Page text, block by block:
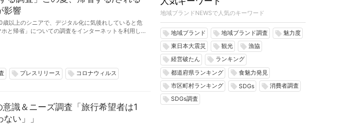
影響
以上のシニアで、デジタル化に気後れしていると危
と帰省」についての調査をインターネットを利用し
local_offer プレスリリース local_offer コロナウィルス
識＆ニーズ調査「旅行希望者は1
い」」
地域ブランドNEWSで人気のキーワード
local_offer 地域ブランド local_offer 地域ブランド調査 local_offer 魅力度
local_offer 東日本大震災 local_offer 観光 local_offer 漁協
local_offer 経営破たん local_offer ランキング
local_offer 都道府県ランキング local_offer 食魅力発見
local_offer 市区町村ランキング local_offer SDGs local_offer 消費者調査
local_offer SDGs調査